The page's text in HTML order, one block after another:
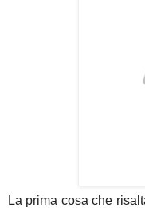
La prima cosa che